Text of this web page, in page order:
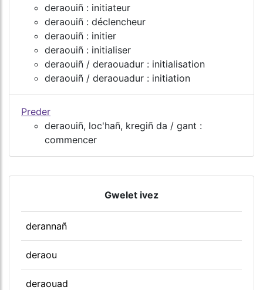
deraouiñ : initiateur
deraouiñ : déclencheur
deraouiñ : initier
deraouiñ : initialiser
deraouiñ / deraouadur : initialisation
deraouiñ / deraouadur : initiation
Preder
deraouiñ, loc'hañ, kregiñ da / gant :
commencer
Gwelet ivez
derannañ
deraou
deraouad